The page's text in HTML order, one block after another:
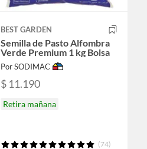
BEST GARDEN
Semilla de Pasto Alfombra
Verde Premium 1 kg Bolsa
Por SODIMAC
$ 11.190
Retira mañana
(74)